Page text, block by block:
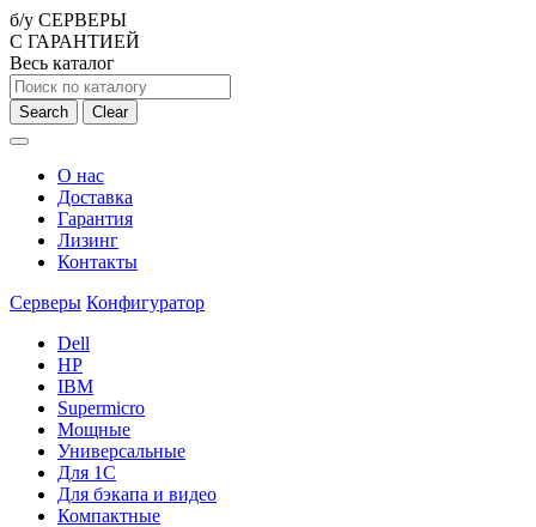
б/у СЕРВЕРЫ
С ГАРАНТИЕЙ
Весь каталог
Search Clear
О нас
Доставка
Гарантия
Лизинг
Контакты
Серверы Конфигуратор
Dell
HP
IBM
Supermicro
Мощные
Универсальные
Для 1С
Для бэкапа и видео
Компактные